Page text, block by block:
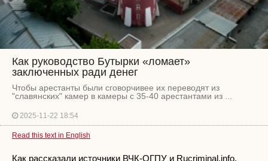
Как руководство Бутырки «ломает»
заключенных ради денег
Чтобы арестанты были сговорчивее их переводят из
"славянских" камер в камеры с 35-40 арестантами из ...
2025-11-22 18:54
Read this text in English
Как рассказали источники ВЧК-ОГПУ и Rucriminal.info,